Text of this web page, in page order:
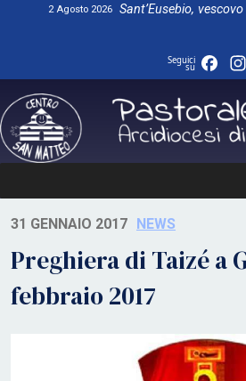
2 Agosto 2026 Sant’Eusebio, vescovo
Seguici
su
31 GENNAIO 2017 NEWS
Preghiera di Taizé a
febbraio 2017